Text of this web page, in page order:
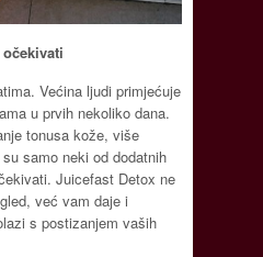
Većina ljudi primjećuje
u prvih nekoliko dana.
tonusa kože, više
samo neki od dodatnih
Juicefast Detox ne
već vam daje i
s postizanjem vaših